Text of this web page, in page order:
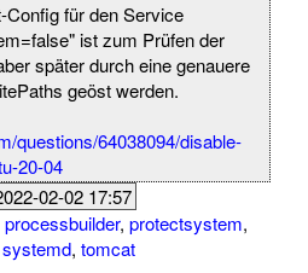
für den Service
ist zum Prüfen der
später durch eine genauere
geöst werden.
questions/64038094/disable-
20-04
02-02 17:57
processbuilder, protectsystem,
systemd, tomcat